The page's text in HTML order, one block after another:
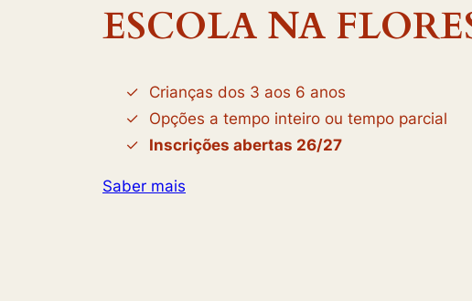
ESCOLA NA
Crianças dos 3 aos 6 anos
Opções a tempo inteiro ou tempo parcial
Inscrições abertas 26/27
Saber mais